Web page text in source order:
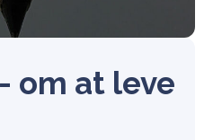
om at leve